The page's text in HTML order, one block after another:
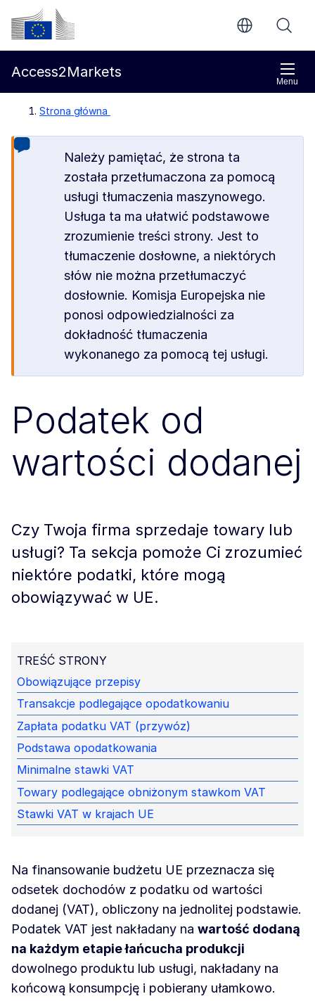
Przejdź do głównej treści
Komisja Europejska
Menu
Access2Markets
Strona główna
Należy pamiętać, że strona ta
została przetłumaczona za pomocą
usługi tłumaczenia maszynowego.
Usługa ta ma ułatwić podstawowe
zrozumienie treści strony. Jest to
tłumaczenie dosłowne, a niektórych
słów nie można przetłumaczyć
dosłownie. Komisja Europejska nie
ponosi odpowiedzialności za
dokładność tłumaczenia
wykonanego za pomocą tej usługi.
Podatek od
wartości dodanej
Czy Twoja firma sprzedaje towary lub
usługi? Ta sekcja pomoże Ci zrozumieć
niektóre podatki, które mogą
obowiązywać w UE.
TREŚĆ STRONY
Obowiązujące przepisy
Transakcje podlegające opodatkowaniu
Zapłata podatku VAT (przywóz)
Podstawa opodatkowania
Minimalne stawki VAT
Towary podlegające obniżonym stawkom VAT
Stawki VAT w krajach UE
Na finansowanie budżetu UE przeznacza się
odsetek dochodów z podatku od wartości
dodanej (VAT), obliczony na jednolitej podstawie.
Podatek VAT jest nakładany na wartość dodaną
na każdym etapie łańcucha produkcji
dowolnego produktu lub usługi, nakładany na
końcową konsumpcję i pobierany ułamkowo.